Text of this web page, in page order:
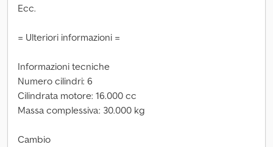
Ecc.
= Ulteriori informazioni =
Informazioni tecniche
Numero cilindri: 6
Cilindrata motore: 16.000 cc
Massa complessiva: 30.000 kg
Cambio